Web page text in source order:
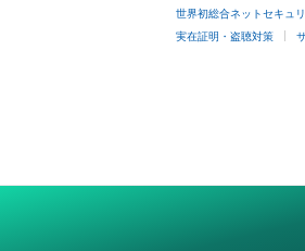
世界初総合ネットセキュ
実在証明・盗聴対策